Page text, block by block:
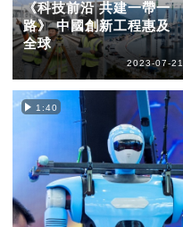
《科技前沿 共建一帶一
路》 中國創新工程惠及
全球
2023-07-21
1:40